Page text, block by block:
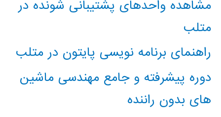
مشاهده واحدهای پشتیبانی شونده در
متلب
راهنمای برنامه نویسی پایتون در متلب
دوره پیشرفته و جامع مهندسی ماشین
های بدون راننده